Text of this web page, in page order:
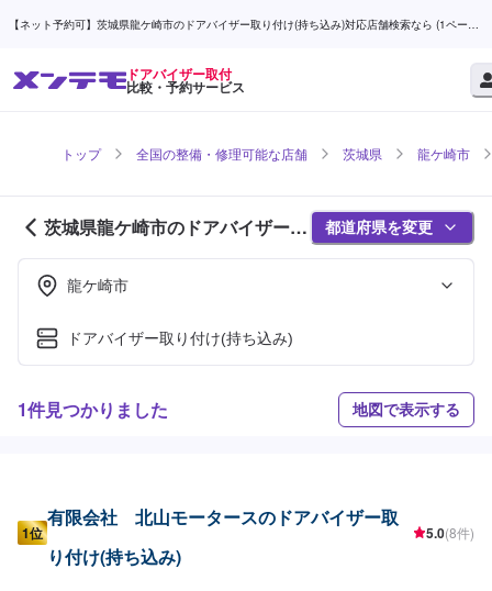
【ネット予約可】茨城県龍ケ崎市のドアバイザー取り付け(持ち込み)対応店舗検索なら (1ページ
ドアバイザー取付
比較・予約サービス
トップ 全国の整備・修理可能な店舗 茨城県 龍ケ崎市
茨城県龍ケ崎市のドアバイザー取
付対応店舗紹介 (1ページ目)
都道府県を変更
龍ケ崎市
ドアバイザー取り付け(持ち込み)
1件見つかりました 地図で表示する
1位
有限会社 北山モータースのドアバイザー取
り付け(持ち込み)
5.0(8件)